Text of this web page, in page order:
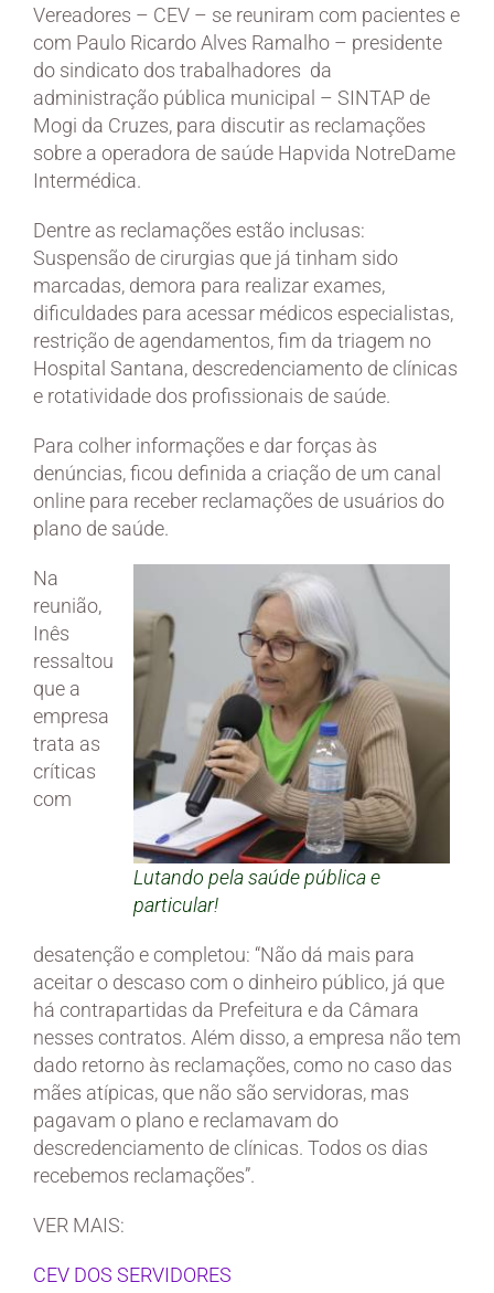
Vereadores – CEV – se reuniram com pacientes e
com Paulo Ricardo Alves Ramalho – presidente
do sindicato dos trabalhadores da
administração pública municipal – SINTAP de
Mogi da Cruzes, para discutir as reclamações
sobre a operadora de saúde Hapvida NotreDame
Intermédica.
Dentre as reclamações estão inclusas:
Suspensão de cirurgias que já tinham sido
marcadas, demora para realizar exames,
dificuldades para acessar médicos especialistas,
restrição de agendamentos, fim da triagem no
Hospital Santana, descredenciamento de clínicas
e rotatividade dos profissionais de saúde.
Para colher informações e dar forças às
denúncias, ficou definida a criação de um canal
online para receber reclamações de usuários do
plano de saúde.
Lutando pela saúde pública e
particular!
Na
reunião,
Inês
ressaltou
que a
empresa
trata as
críticas
com
desatenção e completou: “Não dá mais para
aceitar o descaso com o dinheiro público, já que
há contrapartidas da Prefeitura e da Câmara
nesses contratos. Além disso, a empresa não tem
dado retorno às reclamações, como no caso das
mães atípicas, que não são servidoras, mas
pagavam o plano e reclamavam do
descredenciamento de clínicas. Todos os dias
recebemos reclamações”.
VER MAIS:
CEV DOS SERVIDORES